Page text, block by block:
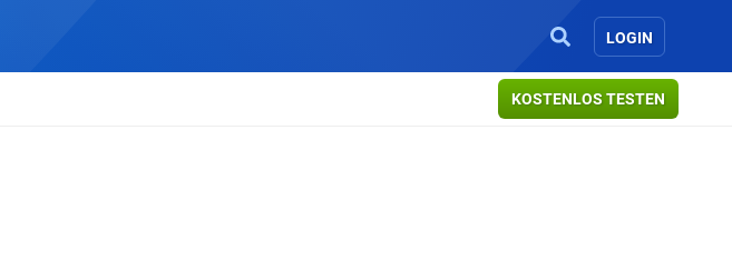
LOGIN
KOSTENLOS TESTEN